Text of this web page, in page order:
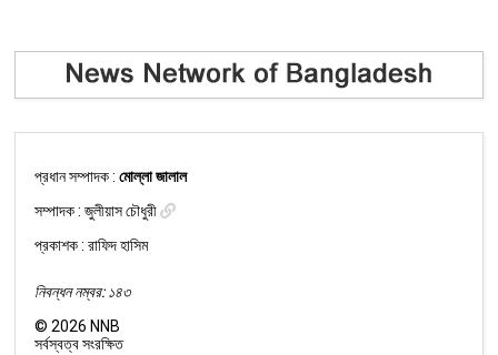
প্রধান সম্পাদক :মোল্লা জালাল
সম্পাদক :জুলীয়াস চৌধুরী
প্রকাশক : রাফিদ হাসিম
নিবন্ধন নম্বর: ১৪৩
©2026 NNB
সর্বস্বত্ব সংরক্ষিত